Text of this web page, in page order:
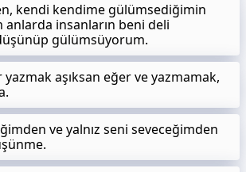
kendi kendime gülümsediğimin
anlarda insanların beni deli
gülümsüyorum.
yazmak aşıksan eğer ve yazmamak,
ve yalnız seni seveceğimden